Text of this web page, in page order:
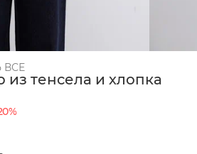
ВСЕ
из тенсела и хлопка
%